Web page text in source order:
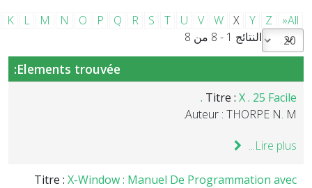
K
L M N O P Q R S T U V W X Y Z
»All
النتائج 1 - 8 من 8
Elements trouvée:
Titre : X . 25 Facile .
Auteur : THORPE N. M.
Lire plus...
Titre : X-Window : Manuel De Programmation avec